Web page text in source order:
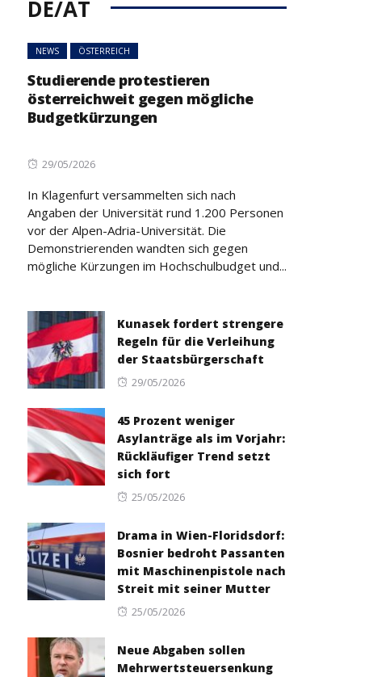
DE/AT
NEWS ÖSTERREICH
Studierende protestieren
österreichweit gegen mögliche
Budgetkürzungen
Posted
29/05/2026
In Klagenfurt versammelten sich nach
Angaben der Universität rund 1.200 Personen
vor der Alpen-Adria-Universität. Die
Demonstrierenden wandten sich gegen
mögliche Kürzungen im Hochschulbudget und...
Kunasek fordert strengere
Regeln für die Verleihung
der Staatsbürgerschaft
Posted
29/05/2026
45 Prozent weniger
Asylanträge als im Vorjahr:
Rückläufiger Trend setzt
sich fort
Posted
25/05/2026
Drama in Wien-Floridsdorf:
Bosnier bedroht Passanten
mit Maschinenpistole nach
Streit mit seiner Mutter
Posted
25/05/2026
Neue Abgaben sollen
Mehrwertsteuersenkung